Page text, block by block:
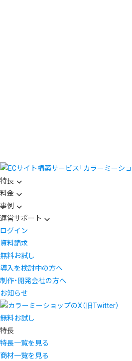
特長
料金
事例
運営サポート
ログイン
資料請求
無料お試し
導入を検討中の方へ
制作・開発会社の方へ
お知らせ
無料お試し
特長
特長一覧を見る
商材一覧を見る